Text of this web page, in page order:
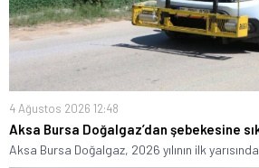
4 Ağustos 2026 12:48
Aksa Bursa Doğalgaz’dan şebekesine
Aksa Bursa Doğalgaz, 2026 yılının ilk